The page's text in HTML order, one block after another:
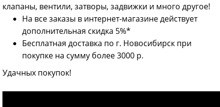
клапаны, вентили, затворы, задвижки и много другое!
На все заказы в интернет-магазине действует
дополнительная скидка 5%*
Бесплатная доставка по г. Новосибирск при
покупке на сумму более 3000 р.
Удачных покупок!